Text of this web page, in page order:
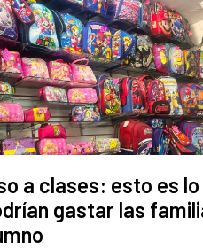
a clases: esto es lo
gastar las